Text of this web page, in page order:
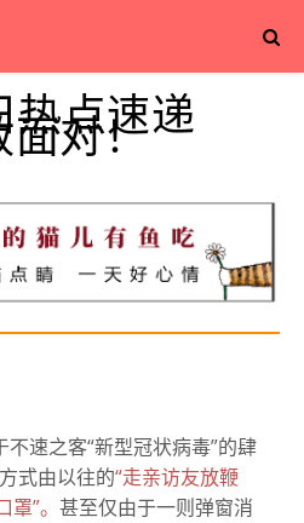
热点速递
面对！
速之客“新型冠状病毒”的肆
式由以往的“走亲访友放鞭
”。 甚至仅由于一则弹窗消